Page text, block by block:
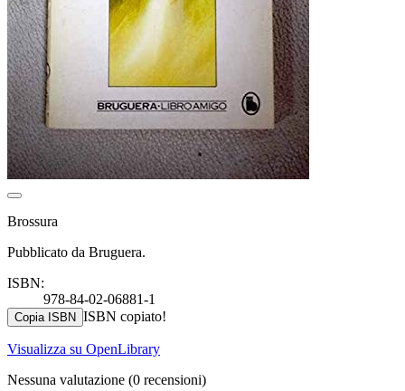
Brossura
Pubblicato da Bruguera.
ISBN:
978-84-02-06881-1
Copia ISBN ISBN copiato!
Visualizza su OpenLibrary
Nessuna valutazione (0 recensioni)